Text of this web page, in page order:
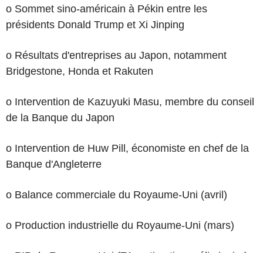
o Sommet sino-américain à Pékin entre les
présidents Donald Trump et Xi Jinping
o Résultats d'entreprises au Japon, notamment
Bridgestone, Honda et Rakuten
o Intervention de Kazuyuki Masu, membre du conseil
de la Banque du Japon
o Intervention de Huw Pill, économiste en chef de la
Banque d'Angleterre
o Balance commerciale du Royaume-Uni (avril)
o Production industrielle du Royaume-Uni (mars)